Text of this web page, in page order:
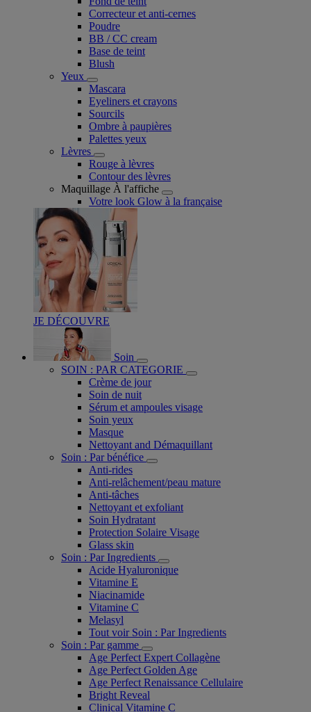
Correcteur et anti-cernes
Poudre
BB / CC cream
Base de teint
Blush
Yeux
Mascara
Eyeliners et crayons
Sourcils
Ombre à paupières
Palettes yeux
Lèvres
Rouge à lèvres
Contour des lèvres
Maquillage À l'affiche
Votre look Glow à la française
JE DÉCOUVRE
Soin
SOIN : PAR CATEGORIE
Crème de jour
Soin de nuit
Sérum et ampoules visage
Soin yeux
Masque
Nettoyant and Démaquillant
Soin : Par bénéfice
Anti-rides
Anti-relâchement/peau mature
Anti-tâches
Nettoyant et exfoliant
Soin Hydratant
Protection Solaire Visage
Glass skin
Soin : Par Ingredients
Acide Hyaluronique
Vitamine E
Niacinamide
Vitamine C
Melasyl
Tout voir Soin : Par Ingredients
Soin : Par gamme
Age Perfect Expert Collagène
Age Perfect Golden Age
Age Perfect Renaissance Cellulaire
Bright Reveal
Clinical Vitamine C